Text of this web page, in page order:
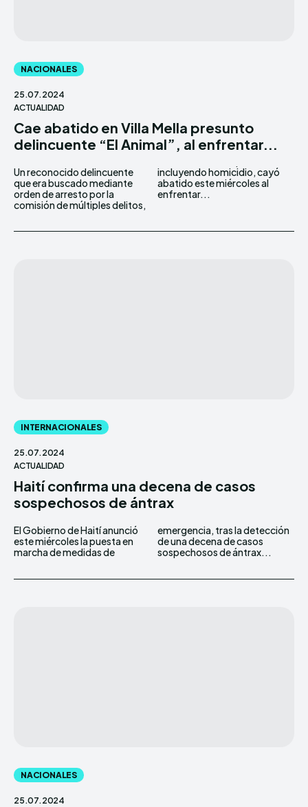
NACIONALES
25.07.2024
ACTUALIDAD
Cae abatido en Villa Mella presunto
delincuente “El Animal”, al enfrentar...
Un reconocido delincuente
que era buscado mediante
orden de arresto por la
comisión de múltiples delitos,
incluyendo homicidio, cayó
abatido este miércoles al
enfrentar...
INTERNACIONALES
25.07.2024
ACTUALIDAD
Haití confirma una decena de casos
sospechosos de ántrax
El Gobierno de Haití anunció
este miércoles la puesta en
marcha de medidas de
emergencia, tras la detección
de una decena de casos
sospechosos de ántrax...
NACIONALES
25.07.2024